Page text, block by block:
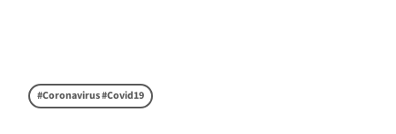
#Coronavirus #Covid19